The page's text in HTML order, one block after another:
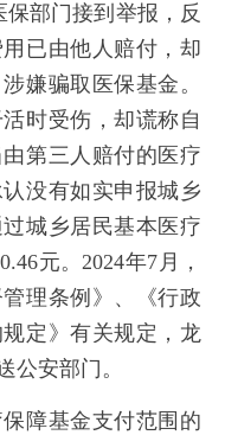
部门接到举报，反
已由他人赔付，却
嫌骗取医保基金。
时受伤，却谎称自
第三人赔付的医疗
没有如实申报城乡
城乡居民基本医疗
元。2024年7月，
理条例》、《行政
定》有关规定，龙
公安部门。
障基金支付范围的